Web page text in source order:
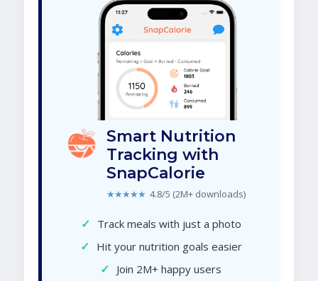
Smart Nutrition
Tracking with
SnapCalorie
★★★★★ 4.8/5 (2M+ downloads)
✓ Track meals with just a photo
✓ Hit your nutrition goals easier
✓ Join 2M+ happy users